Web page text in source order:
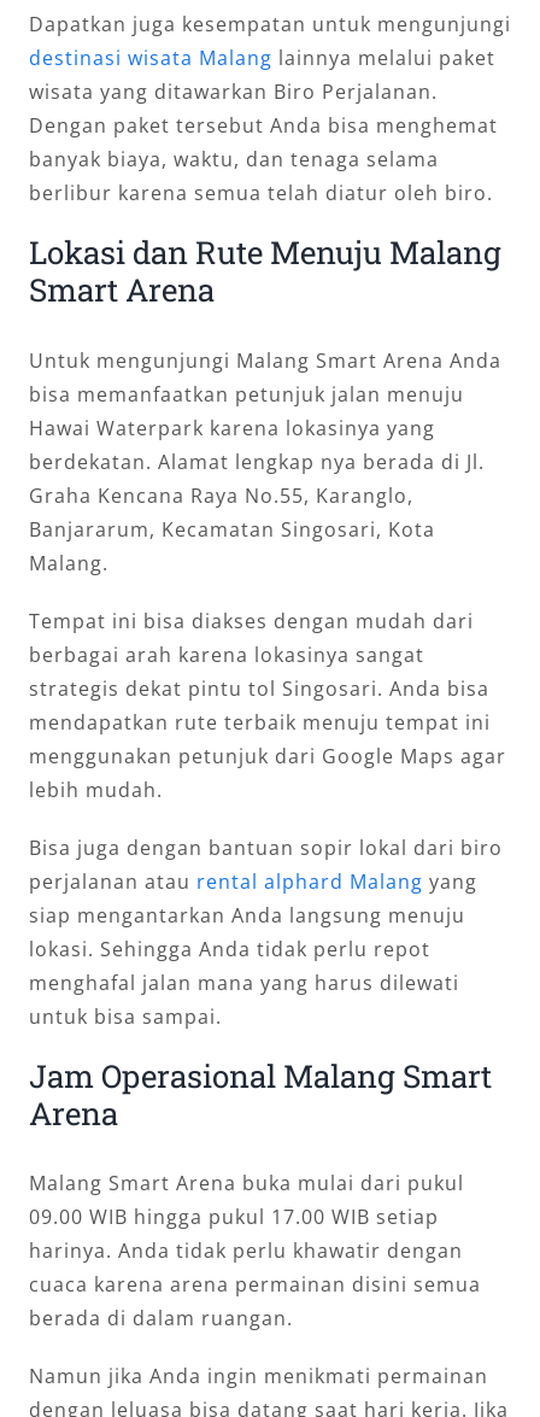
Dapatkan juga kesempatan untuk mengunjungi
destinasi wisata Malang lainnya melalui paket
wisata yang ditawarkan Biro Perjalanan.
Dengan paket tersebut Anda bisa menghemat
banyak biaya, waktu, dan tenaga selama
berlibur karena semua telah diatur oleh biro.
Lokasi dan Rute Menuju Malang
Smart Arena
Untuk mengunjungi Malang Smart Arena Anda
bisa memanfaatkan petunjuk jalan menuju
Hawai Waterpark karena lokasinya yang
berdekatan. Alamat lengkap nya berada di Jl.
Graha Kencana Raya No.55, Karanglo,
Banjararum, Kecamatan Singosari, Kota
Malang.
Tempat ini bisa diakses dengan mudah dari
berbagai arah karena lokasinya sangat
strategis dekat pintu tol Singosari. Anda bisa
mendapatkan rute terbaik menuju tempat ini
menggunakan petunjuk dari Google Maps agar
lebih mudah.
Bisa juga dengan bantuan sopir lokal dari biro
perjalanan atau rental alphard Malang yang
siap mengantarkan Anda langsung menuju
lokasi. Sehingga Anda tidak perlu repot
menghafal jalan mana yang harus dilewati
untuk bisa sampai.
Jam Operasional Malang Smart
Arena
Malang Smart Arena buka mulai dari pukul
09.00 WIB hingga pukul 17.00 WIB setiap
harinya. Anda tidak perlu khawatir dengan
cuaca karena arena permainan disini semua
berada di dalam ruangan.
Namun jika Anda ingin menikmati permainan
dengan leluasa bisa datang saat hari kerja. Jika